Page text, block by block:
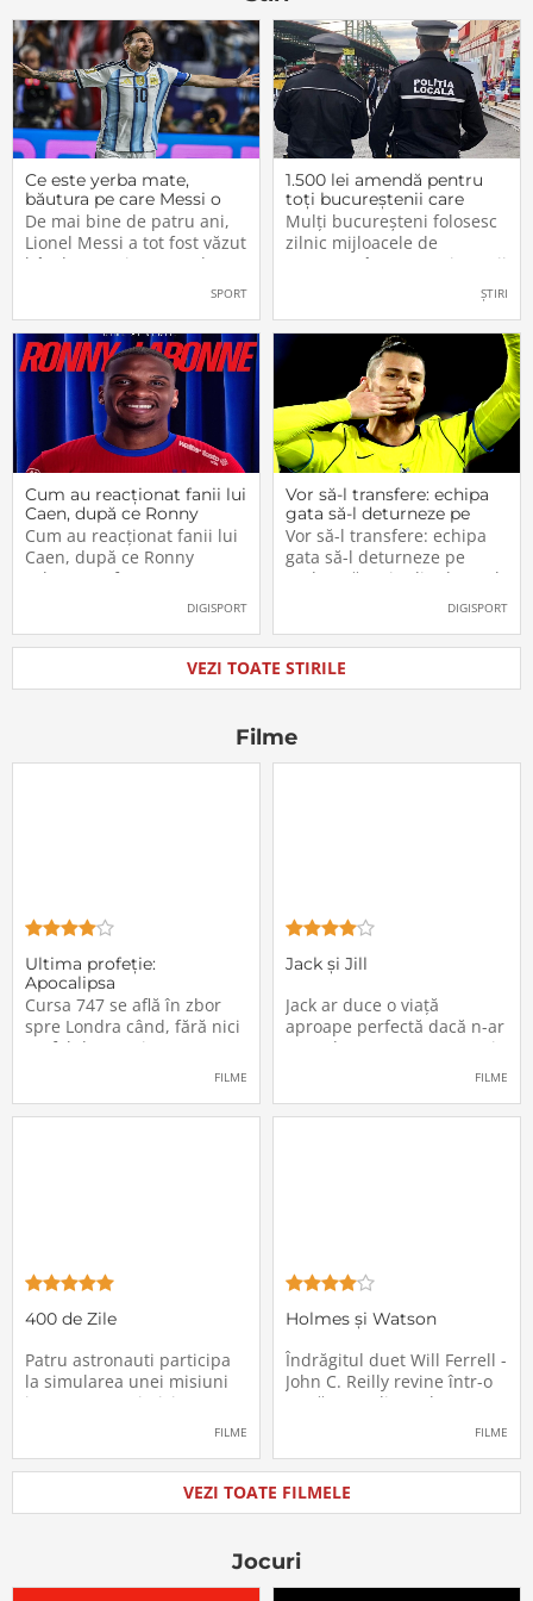
Ce este yerba mate,
băutura pe care Messi o
bea înainte de meciurile
din Campionatul Mondial
2026
De mai bine de patru ani,
Lionel Messi a tot fost văzut
bând un ceai extrem de
popular în Argentina. Este
plantă tradițională sud-
americană mai populară
decât cafeaua. Are
numeroase […]
SPORT
1.500 lei amendă pentru
toți bucureștenii care
refuză să facă acest lucru
acum, în 2026.
Mulți bucureșteni folosesc
zilnic mijloacele de
transport în comun, iar unii
dintre ei călătoresc adesea
cu autobuzul sau tramvaiul
fără a plăti un bilet. Iar în
situația în care dau nas în
nas cu controlorii […]
ȘTIRI
Cum au reacționat fanii lui
Caen, după ce Ronny
Labonne a fost prezentat
oficial la FCSB
Cum au reacționat fanii lui
Caen, după ce Ronny
Labonne a fost prezentat
DIGISPORT
Vor să-l transfere: echipa
gata să-l deturneze pe
Radu Drăgușin din drumul
către Juventus!
Vor să-l transfere: echipa
gata să-l deturneze pe
Radu Drăgușin din drumul
DIGISPORT
VEZI TOATE STIRILE
Filme
Ultima profeţie:
Apocalipsa
Cursa 747 se află în zbor
spre Londra când, fără nici
un fel de avertisment,
pasagerii încep să dispară
locurile lor. Teroarea și
FILME
Jack și Jill
Jack ar duce o viață
aproape perfectă dacă n-ar
avea de suportat o excepție
sărbători - sora lui
FILME
400 de Zile
Patru astronauti participa
la simularea unei misiuni
in care sunt trimisi pe o
psihologice pe care le are
calatoria in spatiu. Starea
mentala a astronautilor
FILME
Holmes și Watson
Îndrăgitul duet Will Ferrell -
John C. Reilly revine într-o
nouă comedie: Holmes &
Watson, povestea super-
Holmes și a asistentului
său, dr. Watson, inspirată
de romanul best-seller al
De data
FILME
VEZI TOATE FILMELE
Jocuri